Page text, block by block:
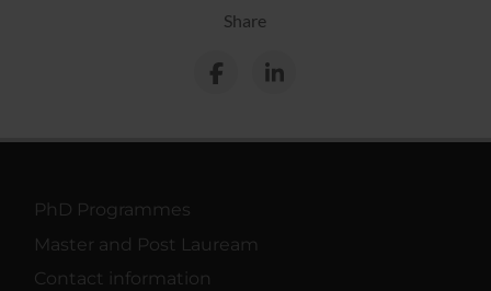
Share
PhD Programmes
Master and Post Lauream
Contact information